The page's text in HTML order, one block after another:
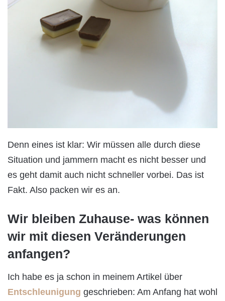
Denn eines ist klar: Wir müssen alle durch diese
Situation und jammern macht es nicht besser und
es geht damit auch nicht schneller vorbei. Das ist
Fakt. Also packen wir es an.
Wir bleiben Zuhause- was können
wir mit diesen Veränderungen
anfangen?
Ich habe es ja schon in meinem Artikel über
Entschleunigung geschrieben: Am Anfang hat wohl